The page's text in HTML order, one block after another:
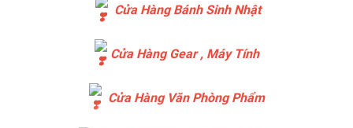
Cửa Hàng Bánh Sinh Nhật
Cửa Hàng Gear , Máy Tính
Cửa Hàng Văn Phòng Phẩm